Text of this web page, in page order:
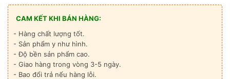
CAM KẾT KHI BÁN HÀNG:
- Hàng chất lượng tốt.
- Sản phẩm y như hình.
- Độ bền sản phẩm cao.
- Giao hàng trong vòng 3-5 ngày.
- Bao đổi trả nếu hàng lỗi.